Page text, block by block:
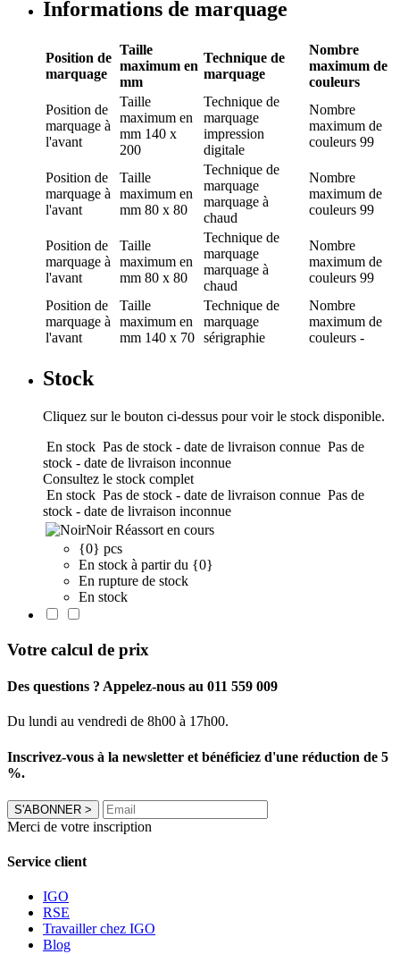
Informations de marquage
Position de
marquage
Taille
maximum en
mm
Technique de
marquage
Nombre
maximum de
couleurs
Position de
marquage à
l'avant
Taille
maximum en
mm 140 x
200
Technique de
marquage
impression
digitale
Nombre
maximum de
couleurs 99
Position de
marquage à
l'avant
Taille
maximum en
mm 80 x 80
Technique de
marquage
marquage à
chaud
Nombre
maximum de
couleurs 99
Position de
marquage à
l'avant
Taille
maximum en
mm 80 x 80
Technique de
marquage
marquage à
chaud
Nombre
maximum de
couleurs 99
Position de
marquage à
l'avant
Taille
maximum en
mm 140 x 70
Technique de
marquage
sérigraphie
Nombre
maximum de
couleurs -
Stock
Cliquez sur le bouton ci-dessus pour voir le stock disponible.
En stock Pas de stock - date de livraison connue Pas de
stock - date de livraison inconnue
Consultez le stock complet
En stock Pas de stock - date de livraison connue Pas de
stock - date de livraison inconnue
Noir Réassort en cours
{0} pcs
En stock à partir du {0}
En rupture de stock
En stock
Votre calcul de prix
Des questions ? Appelez-nous au 011 559 009
Du lundi au vendredi de 8h00 à 17h00.
Inscrivez-vous à la newsletter et bénéficiez d'une réduction de 5
%.
S'ABONNER >
Merci de votre inscription
Service client
IGO
RSE
Travailler chez IGO
Blog